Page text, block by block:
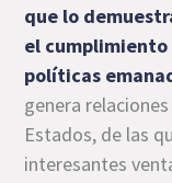
que lo
el cumplimiento
políticas
genera
Estados, de las
interesantes